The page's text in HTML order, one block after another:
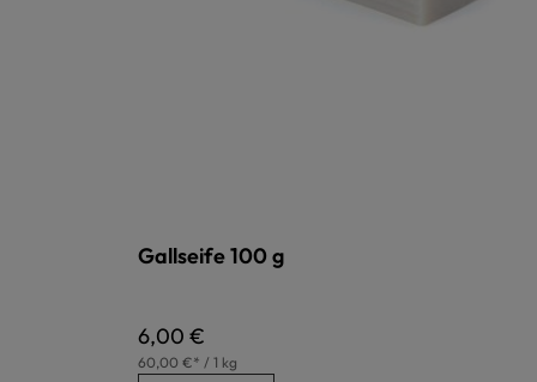
Gallseife 100 g
Regulärer Preis:
6,00 €
60,00 €* / 1 kg